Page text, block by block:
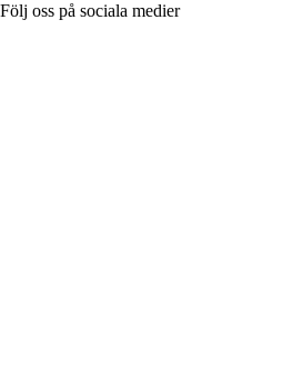
Följ oss på sociala medier